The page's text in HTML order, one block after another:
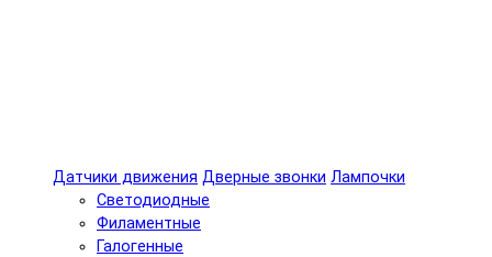
Датчики движения Дверные звонки Лампочки
Светодиодные
Филаментные
Галогенные